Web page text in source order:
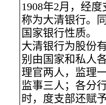
1908年2月，经
称为大清银行。
国家银行性质。
大清银行为股份
别由国家和私人
理官两人，监理
监事三人；各分
时，度支部还赋